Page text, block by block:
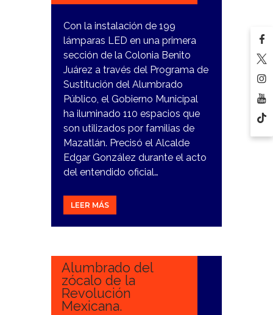
Con la instalación de 199
lámparas LED en una primera
sección de la Colonia Benito
Juárez a través del Programa de
Sustitución del Alumbrado
Público, el Gobierno Municipal
ha iluminado 110 espacios que
son utilizados por familias de
Mazatlán. Precisó el Alcalde
Edgar González durante el acto
del entendido oficial…
LEER MÁS
17
Alumbrado del
zócalo de la
Revolución
Mexicana.